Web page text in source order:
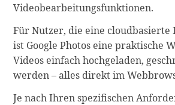
Videobearbeitungsfunktionen.
Für Nutzer, die eine cloudbasierte
ist Google Photos eine praktische
Videos einfach hochgeladen,
werden – alles direkt im
Je nach Ihren spezifischen